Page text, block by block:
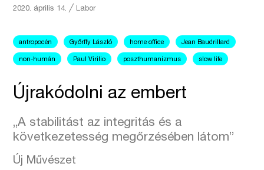
2020. április 14.╱ Labor
antropocén Győrffy László home office Jean Baudrillard
non-humán Paul Virilio poszthumanizmus slow life
Újrakódolni az embert
„A stabilitást az integritás és a
következetesség megőrzésében látom”
Új Művészet